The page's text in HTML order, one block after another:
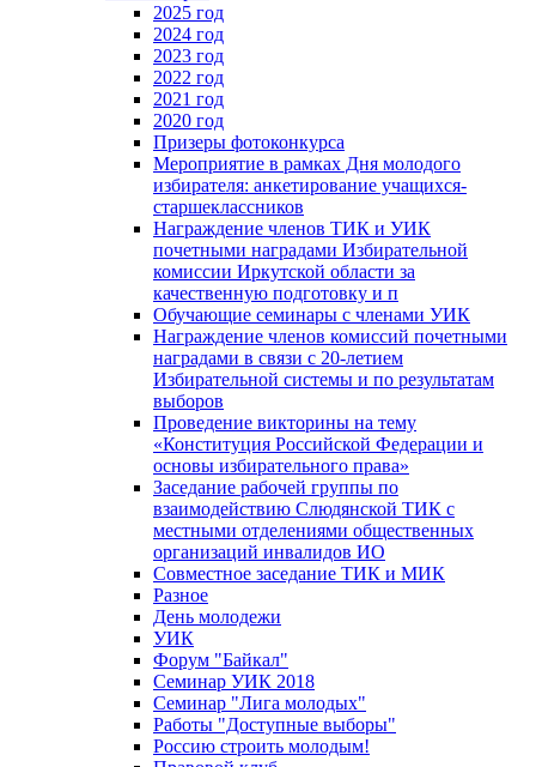
2025 год
2024 год
2023 год
2022 год
2021 год
2020 год
Призеры фотоконкурса
Мероприятие в рамках Дня молодого
избирателя: анкетирование учащихся-
старшеклассников
Награждение членов ТИК и УИК
почетными наградами Избирательной
комиссии Иркутской области за
качественную подготовку и п
Обучающие семинары с членами УИК
Награждение членов комиссий почетными
наградами в связи с 20-летием
Избирательной системы и по результатам
выборов
Проведение викторины на тему
«Конституция Российской Федерации и
основы избирательного права»
Заседание рабочей группы по
взаимодействию Слюдянской ТИК с
местными отделениями общественных
организаций инвалидов ИО
Совместное заседание ТИК и МИК
Разное
День молодежи
УИК
Форум "Байкал"
Семинар УИК 2018
Семинар "Лига молодых"
Работы "Доступные выборы"
Россию строить молодым!